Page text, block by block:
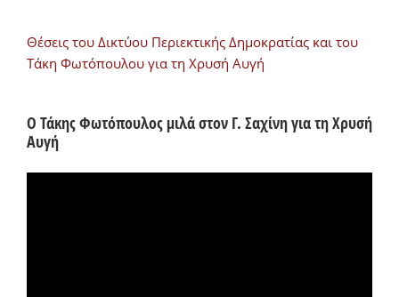
Θέσεις του Δικτύου Περιεκτικής Δημοκρατίας και του
Τάκη Φωτόπουλου για τη Χρυσή Αυγή
Ο Τάκης Φωτόπουλος μιλά στον Γ. Σαχίνη για τη Χρυσή
Αυγή